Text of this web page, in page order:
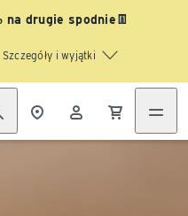
drugie spodnie👖
Szczegóły i wyjątki